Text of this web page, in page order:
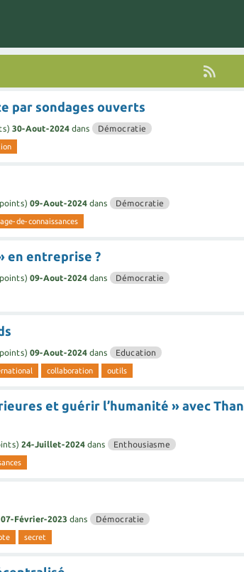
par sondages ouverts
30-Aout-2024 dans Démocratie
points) 09-Aout-2024 dans Démocratie
de-connaissances
en entreprise ?
points) 09-Aout-2024 dans Démocratie
points) 09-Aout-2024 dans Education
collaboration outils
et guérir l’humanité » avec Than
24-Juillet-2024 dans Enthousiasme
07-Février-2023 dans Démocratie
secret